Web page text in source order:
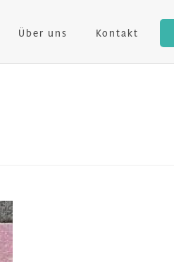
Über uns Kontakt